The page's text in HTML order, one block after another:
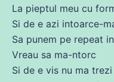
La pieptul meu cu
Si de e azi intoarce-
Sa punem pe repeat
Vreau sa ma-ntorc
Si de e vis nu ma trezi